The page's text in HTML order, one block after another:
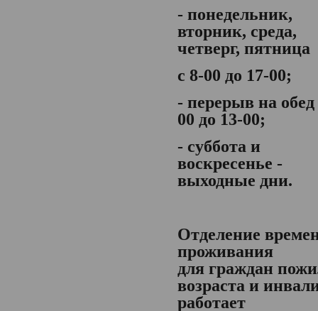
- понедельник,
вторник, среда,
четверг, пятница
с 8-00 до 17-00;
- перерыв на обед
00 до 13-00;
- суббота и
воскресенье -
выходные дни.
Отделение
проживания
для граждан
возраста и
работает